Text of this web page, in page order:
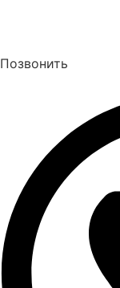
Позвонить